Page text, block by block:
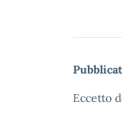
Eccetto